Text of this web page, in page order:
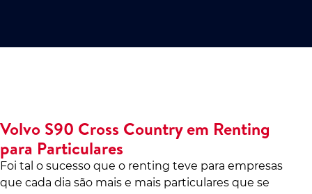
Volvo S90 Cross Country em Renting
para Particulares
Foi tal o sucesso que o renting teve para empresas
que cada dia são mais e mais particulares que se